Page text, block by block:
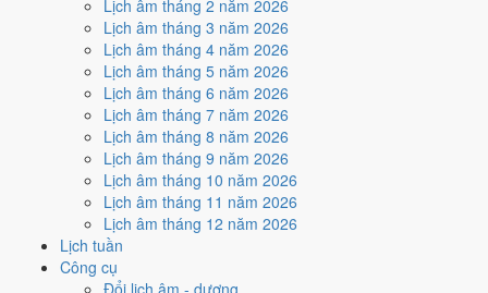
Lịch âm tháng 2 năm 2026
Lịch âm tháng 3 năm 2026
Lịch âm tháng 4 năm 2026
Lịch âm tháng 5 năm 2026
Lịch âm tháng 6 năm 2026
Lịch âm tháng 7 năm 2026
Lịch âm tháng 8 năm 2026
Lịch âm tháng 9 năm 2026
Lịch âm tháng 10 năm 2026
Lịch âm tháng 11 năm 2026
Lịch âm tháng 12 năm 2026
Lịch tuần
Công cụ
Đổi lịch âm - dương
Nhập trạch - vào nhà mới hôm nay ở
Ngày Hoàng Đạo.
Cách tính ngày tốt
Mua xe - tậu xe
Tốt
Mua xe - tậu xe hôm nay ởmức tốt (6/10)
Hoàng Đạo.
Cách tính ngày tốt
Xuất hành - đi xa
Trung bình
Xuất hành - đi xa hôm nay ở
Ngày Hoàng Đạo